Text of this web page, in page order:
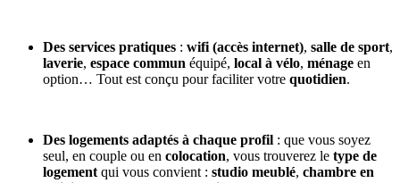
Des services pratiques : wifi (accès internet), salle de sport,
laverie, espace commun équipé, local à vélo, ménage en
option… Tout est conçu pour faciliter votre quotidien.
Des logements adaptés à chaque profil : que vous soyez
seul, en couple ou en colocation, vous trouverez le type de
logement qui vous convient : studio meublé, chambre en